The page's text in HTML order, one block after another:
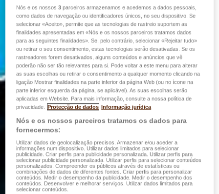
Nós e os nossos3 parceiros armazenamos e acedemos a dados pessoais,
como dados de navegação ou identificadores únicos, no seu dispositivo. Se
selecionar «Aceito», permite que as tecnologias de rastreio suportem as
finalidades apresentadas em «Nós e os nossos parceiros tratamos dados
para as seguintes finalidades». Se, pelo contrário, selecionar «Rejeitar tudo»
ou retirar o seu consentimento, estas tecnologias serão desativadas. Se os
rastreadores forem desativados, alguns conteúdos e anúncios que vê
poderão não ser tão relevantes para si. Pode voltar a este menu para alterar
as suas escolhas ou retirar o consentimento a qualquer momento clicando na
ligação Mostrar finalidades na parte inferior da página Web (ou no ícone na
parte inferior esquerda da página, se aplicável). As suas escolhas serão
aplicadas em Website. Para mais informação, consulte a nossa política de
privacidade. Protecção de dados Informação jurídica
Nós e os nossos parceiros tratamos os dados para
fornecermos:
Utilizar dados de geolocalização precisos. Armazenar e/ou aceder a
informações num dispositivo. Utilizar dados limitados para selecionar
publicidade. Criar perfis para publicidade personalizada. Utilizar perfis para
selecionar publicidade personalizada. Utilizar perfis para selecionar conteúdos
personalizados. Compreender os públicos através de estatísticas ou
combinações de dados de diferentes fontes. Criar perfis para personalizar
conteúdos. Medir o desempenho da publicidade. Medir o desempenho dos
conteúdos. Desenvolver e melhorar serviços. Utilizar dados limitados para
selecionar conteúdos.